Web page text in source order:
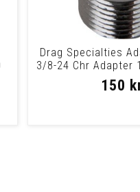
Drag Specialties
3/8-24 Chr Adapter
Chr
150